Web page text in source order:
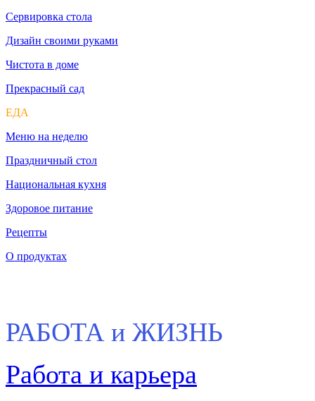
Сервировка стола
Дизайн своими руками
Чистота в доме
Прекрасный сад
ЕДА
Меню на неделю
Праздничный стол
Национальная кухня
Здоровое питание
Рецепты
О продуктах
РАБОТА и ЖИЗНЬ
Работа и карьера